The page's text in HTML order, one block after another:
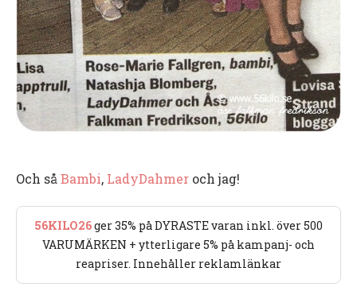
Och så Bambi, LadyDahmer och jag!
56KILO26ger 35% på DYRASTE varan inkl. över 500
VARUMÄRKEN + ytterligare 5% på kampanj- och
reapriser. Innehåller reklamlänkar